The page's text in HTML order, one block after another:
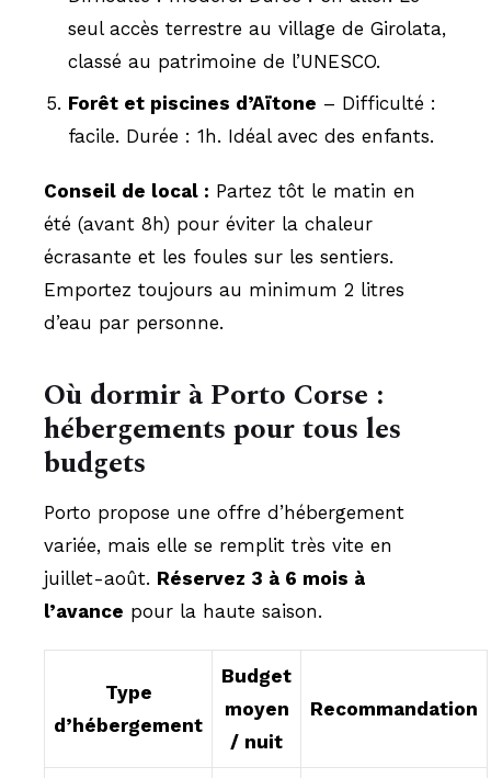
seul accès terrestre au village de Girolata,
classé au patrimoine de l’UNESCO.
Forêt et piscines d’Aïtone – Difficulté :
facile. Durée : 1h. Idéal avec des enfants.
Conseil de local : Partez tôt le matin en
été (avant 8h) pour éviter la chaleur
écrasante et les foules sur les sentiers.
Emportez toujours au minimum 2 litres
d’eau par personne.
Où dormir à Porto Corse :
hébergements pour tous les
budgets
Porto propose une offre d’hébergement
variée, mais elle se remplit très vite en
juillet-août. Réservez 3 à 6 mois à
l’avance pour la haute saison.
Type
d’hébergement
Budget
moyen
/ nuit
Recommandation